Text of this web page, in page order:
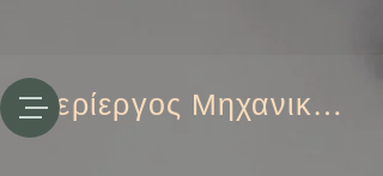
Περίεργος Μηχανικός